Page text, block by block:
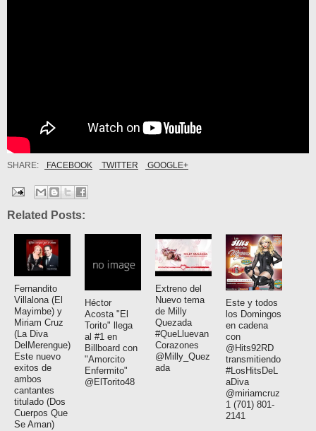
SHARE: FACEBOOK TWITTER GOOGLE+
Related Posts:
Fernandito
Villalona (El
Mayimbe) y
Miriam Cruz
(La Diva
DelMerengue)
Este nuevo
exitos de
ambos
cantantes
titulado (Dos
Cuerpos Que
Se Aman)
Héctor
Acosta "El
Torito" llega
al #1 en
Billboard con
"Amorcito
Enfermito"
@ElTorito48
Extreno del
Nuevo tema
de Milly
Quezada
#QueLluevan
Corazones
@Milly_Quez
ada
Este y todos
los Domingos
en cadena
con
@Hits92RD
transmitiendo
#LosHitsDeL
aDiva
@miriamcruz
1 (701) 801-
2141